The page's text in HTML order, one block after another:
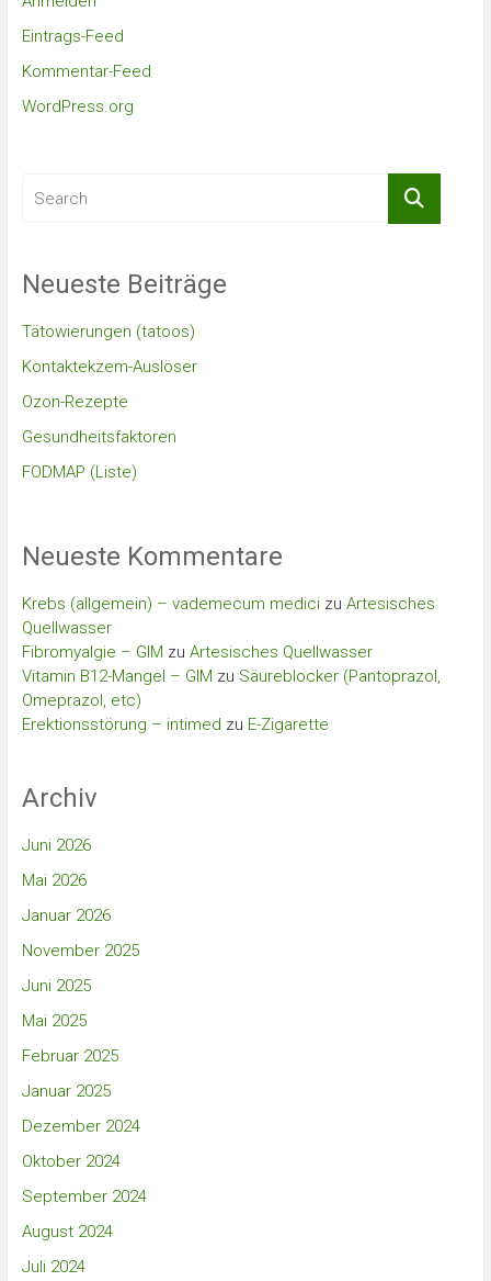
Eintrags-Feed
Kommentar-Feed
WordPress.org
Neueste Beiträge
Tätowierungen (tatoos)
Kontaktekzem-Auslöser
Ozon-Rezepte
Gesundheitsfaktoren
FODMAP (Liste)
Neueste Kommentare
Krebs (allgemein) – vademecum medicizu Artesisches
Quellwasser
Fibromyalgie – GIM zu Artesisches Quellwasser
Vitamin B12-Mangel – GIM zu Säureblocker (Pantoprazol,
Omeprazol, etc)
Erektionsstörung – intimed zu E-Zigarette
Archiv
Juni 2026
Mai 2026
Januar 2026
November 2025
Juni 2025
Mai 2025
Februar 2025
Januar 2025
Dezember 2024
Oktober 2024
September 2024
August 2024
Juli 2024